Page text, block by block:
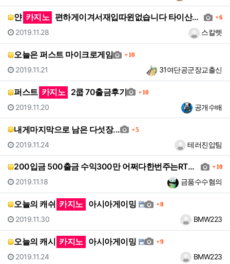
얀 카지노 편하게이겨서재입따윈없습니다 타이산후기 댓
6
등록자스칼렛
등록일
2019.11.28
오늘은 퍼스트 마이크로게임 댓글
10
등록자31여단공군장교출신
등록일
2019.11.21
퍼스트 카지노 2쿱 70출금후기 댓글
10
등록자공개수배
등록일
2019.11.20
내게마지막으로 남은 다섯장... 댓글
5
등록자테러진압팀
등록일
2019.11.24
200입금 500출금 수익300만 어쩌다한번주는RT후기 댓글
10
등록자금품수수혐의
등록일
2019.11.18
오늘의 캐쉬 카지노 아시아게이밍 댓글
8
등록자BMW223
등록일
2019.11.30
오늘의 캐시 카지노 아시아게이밍 댓글
9
등록자BMW223
등록일
2019.11.24